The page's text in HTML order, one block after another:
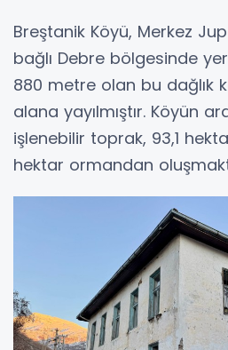
Breştanik Köyü, Merkez
bağlı Debre bölgesinde yer
880 metre olan bu dağlık
alana yayılmıştır. Köyün
işlenebilir toprak, 93,1
hektar ormandan